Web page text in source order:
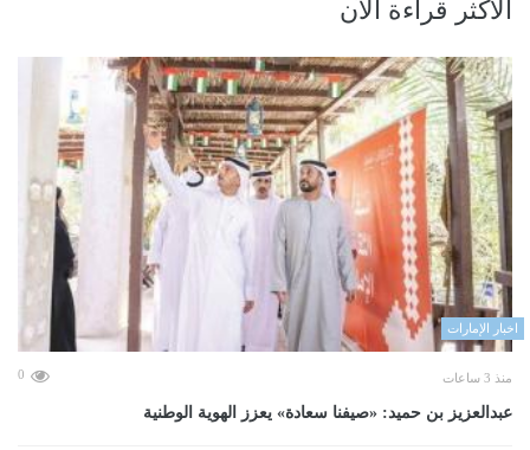
الأكثر قراءة الآن
اخبار الإمارات
منذ 3 ساعات 0
عبدالعزيز بن حميد: «صيفنا سعادة» يعزز الهوية الوطنية